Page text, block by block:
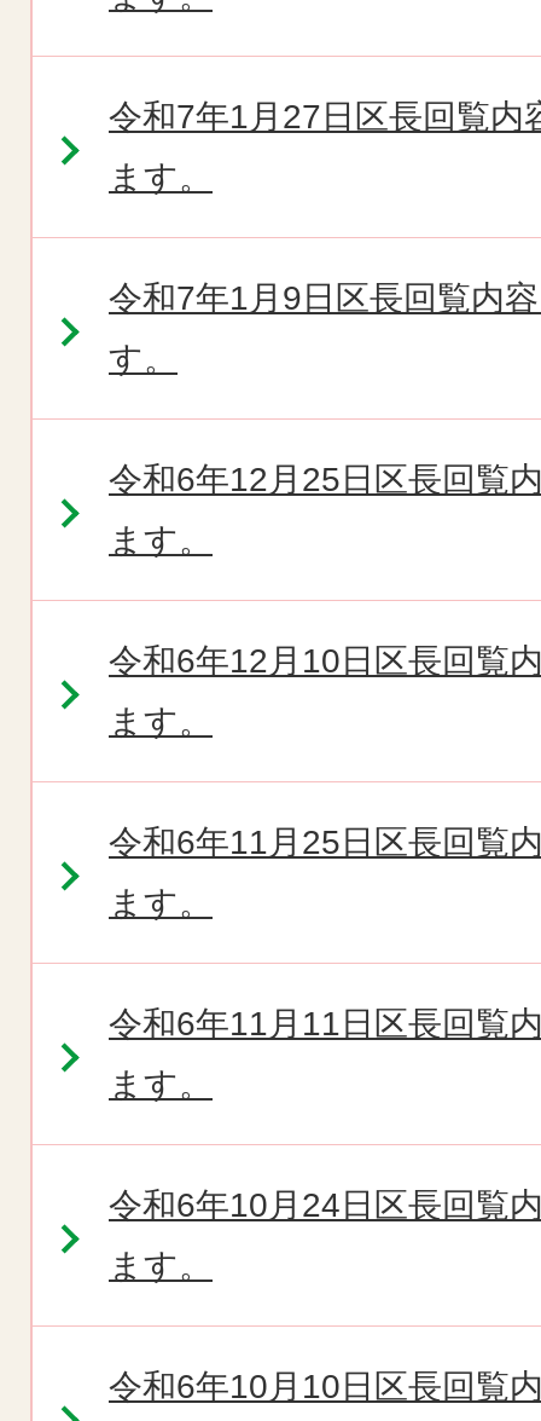
令和7年1月27日区長回覧
ます。
令和7年1月9日区長回覧内
す。
令和6年12月25日区長回覧
ます。
令和6年12月10日区長回覧
ます。
令和6年11月25日区長回覧
ます。
令和6年11月11日区長回覧
ます。
令和6年10月24日区長回覧
ます。
令和6年10月10日区長回覧